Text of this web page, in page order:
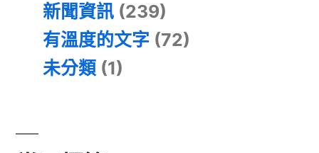
新聞資訊 (239)
有溫度的文字 (72)
未分類 (1)